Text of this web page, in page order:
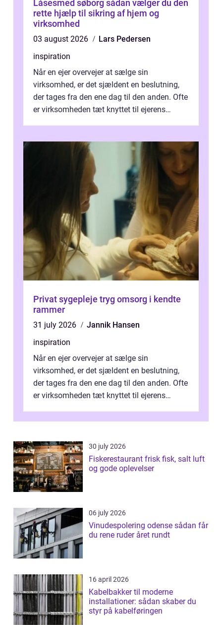
Låsesmed søborg sådan vælger du den
rette hjælp til sikring af hjem og
virksomhed
03 august 2026
Lars Pedersen
inspiration
Når en ejer overvejer at sælge sin
virksomhed, er det sjældent en beslutning,
der tages fra den ene dag til den anden. Ofte
er virksomheden tæt knyttet til ejerens
Privat sygepleje tryg omsorg i kendte
rammer
31 july 2026
Jannik Hansen
inspiration
Når en ejer overvejer at sælge sin
virksomhed, er det sjældent en beslutning,
der tages fra den ene dag til den anden. Ofte
er virksomheden tæt knyttet til ejerens
30 july 2026
Fiskerestaurant frisk fisk, salt luft
og gode oplevelser
06 july 2026
Vinudespolering odense sådan får
du rene ruder året rundt
16 april 2026
Kabelbakker til moderne
installationer: sådan skaber du
styr på kabelføringen